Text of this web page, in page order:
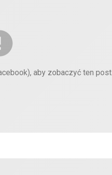
aby zobaczyć ten post.